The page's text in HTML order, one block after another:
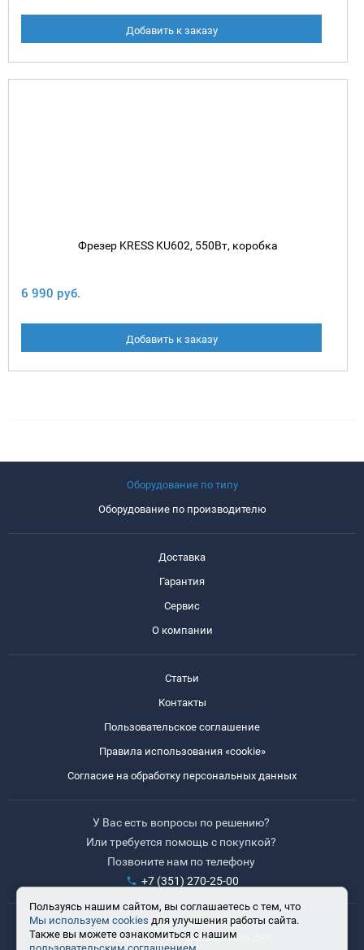
Добавить к заказу
Фрезер KRESS KU602, 550Вт, коробка
6 990 руб.
Добавить к заказу
Оборудование по типу
Оборудование по производителю
Доставка
Гарантия
Сервис
О компании
Статьи
Контакты
Пользовательское соглашение
Правила использования «cookie»
Согласие на обработку персональных данных
У Вас есть вопросы по решению?
Или требуется помощь с покупкой?
Позвоните нам по телефону
+7 (351) 270-25-00
Время работы: 8:30-17:30
Выходные: сб, вс, праздничные дни
Пользуясь нашим сайтом, вы соглашаетесь с тем, что
Мы используем cookies для улучшения работы сайта.
Также вы можете ознакомиться с нашим